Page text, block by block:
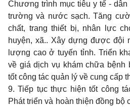
Chương trình mục tiêu y tế - dân
trường và nước sạch. Tăng
chất, trang thiết bị, nhân lực
huyện, xã.. Xây dựng được đội
lượng cao ở tuyến tỉnh. Triển
về giá dịch vụ khám chữa bệnh
tốt công tác quản lý về cung cấp
9. Tiếp tục thực hiện tốt công
Phát triển và hoàn thiện đồng bộ